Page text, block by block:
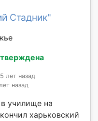
Стадник"
лет назад
назад
училище на
харьковский